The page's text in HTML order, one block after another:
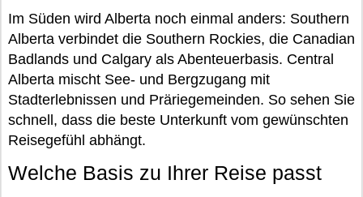
Im Süden wird Alberta noch einmal anders: Southern
Alberta verbindet die Southern Rockies, die Canadian
Badlands und Calgary als Abenteuerbasis. Central
Alberta mischt See- und Bergzugang mit
Stadterlebnissen und Präriegemeinden. So sehen Sie
schnell, dass die beste Unterkunft vom gewünschten
Reisegefühl abhängt.
Welche Basis zu Ihrer Reise passt